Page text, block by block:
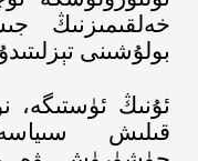
خەلقىمىزنىڭ
بولۇشىنى تېزلىتىدۇ
ئۇنىڭ ئۈستىگە،
قىلىش